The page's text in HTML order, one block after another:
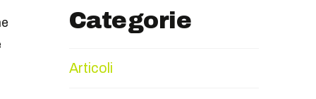
Categorie
Articoli